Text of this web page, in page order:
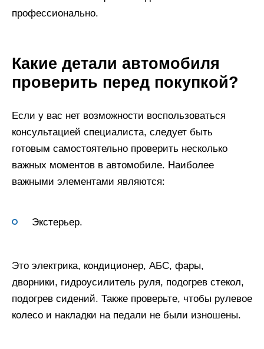
профессионально.
Какие детали автомобиля
проверить перед покупкой?
Если у вас нет возможности воспользоваться
консультацией специалиста, следует быть
готовым самостоятельно проверить несколько
важных моментов в автомобиле. Наиболее
важными элементами являются:
Экстерьер.
Это электрика, кондиционер, АБС, фары,
дворники, гидроусилитель руля, подогрев стекол,
подогрев сидений. Также проверьте, чтобы рулевое
колесо и накладки на педали не были изношены.